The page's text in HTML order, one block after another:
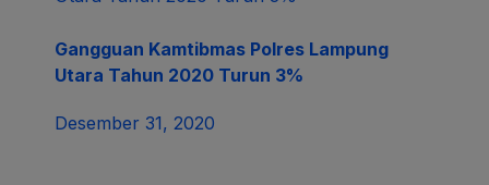
Gangguan Kamtibmas Polres Lampung
Utara Tahun 2020 Turun 3%
Desember 31, 2020